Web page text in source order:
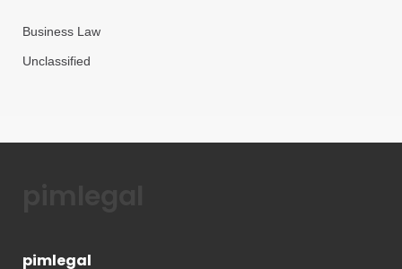
Business Law
Unclassified
pimlegal